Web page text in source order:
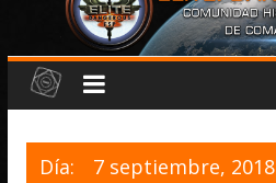
Día: 7 septiembre, 2018